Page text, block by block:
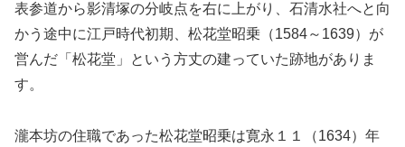
表参道から影清塚の分岐点を右に上がり、石清水社へと向
かう途中に江戸時代初期、松花堂昭乗（1584～1639）が
営んだ「松花堂」という方丈の建っていた跡地がありま
す。
瀧本坊の住職であった松花堂昭乗は寛永１１（1634）年